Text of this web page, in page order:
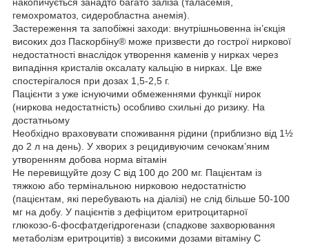
накопичується занадто багато заліза (таласемія,
гемохроматоз, сидеробластна анемія).
Застереження та запобіжні заходи: внутрішньовенна ін’єкція
високих доз Паскорбіну® може призвести до гострої ниркової
недостатності внаслідок утворення каменів у нирках через
випадіння кристалів оксалату кальцію в нирках. Це вже
спостерігалося при дозах 1,5-2,5 г.
Пацієнти з уже існуючими обмеженнями функції нирок
(ниркова недостатність) особливо схильні до ризику. На
достатньому
Необхідно враховувати споживання рідини (приблизно від 1½
до 2 л на день). У хворих з рецидивуючим сечокам’яним
утворенням добова норма вітамін
Не перевищуйте дозу C від 100 до 200 мг. Пацієнтам із
тяжкою або термінальною нирковою недостатністю
(пацієнтам, які перебувають на діалізі) не слід більше 50-100
мг на добу. У пацієнтів з дефіцитом еритроцитарної
глюкозо-6-фосфатдегідрогенази (спадкове захворювання
метаболізм еритроцитів) з високими дозами вітаміну С